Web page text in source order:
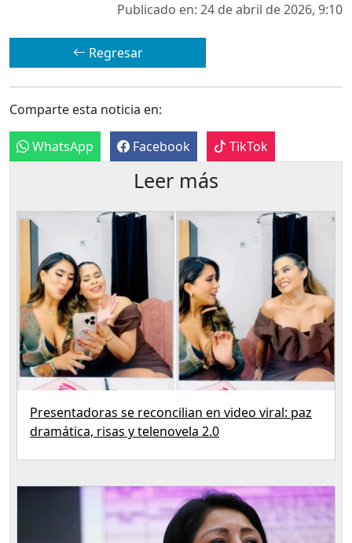
Publicado en: 24 de abril de 2026, 9:10
Regresar
Comparte esta noticia en:
WhatsApp Facebook TikTok
Leer más
Presentadoras se reconcilian en video viral: paz
dramática, risas y telenovela 2.0